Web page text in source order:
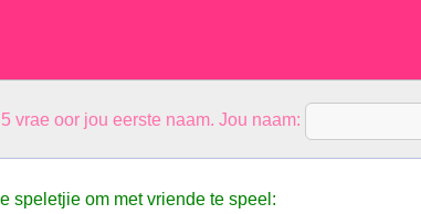
vrae oor jou eerste naam. Jou naam:
speletjie om met vriende te speel: